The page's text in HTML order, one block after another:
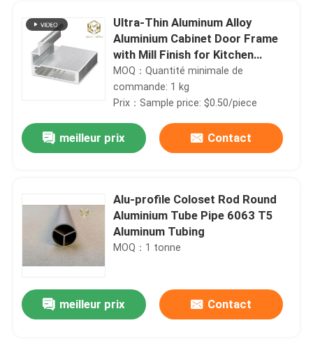
Produits
Ultra-Thin Aluminum Alloy
Aluminium Cabinet Door Frame
with Mill Finish for Kitchen
Cabinets
MOQ：Quantité minimale de
commande: 1 kg
Prix：Sample price: $0.50/piece
meilleur prix Contact
Alu-profile Coloset Rod Round
Aluminium Tube Pipe 6063 T5
Aluminum Tubing
MOQ：1 tonne
meilleur prix Contact